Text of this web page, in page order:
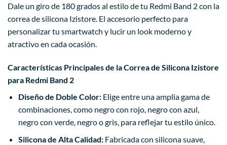
Dale un giro de 180 grados al estilo de tu Redmi Band 2 con la
correa de silicona Izistore. El accesorio perfecto para
personalizar tu smartwatch y lucir un look moderno y
atractivo en cada ocasión.
Características Principales de la Correa de Silicona Izistore
para Redmi Band 2
Diseño de Doble Color:Elige entre una amplia gama de
combinaciones, como negro con rojo, negro con azul,
negro con verde, negro o gris, para reflejar tu estilo único.
Silicona de Alta Calidad:Fabricada con silicona suave,